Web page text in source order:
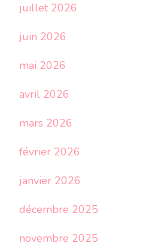
juillet 2026
juin 2026
mai 2026
avril 2026
mars 2026
février 2026
janvier 2026
décembre 2025
novembre 2025